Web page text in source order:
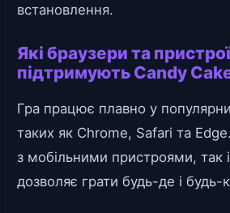
встановлення.
Які браузери та пристрої
підтримують Candy
Гра працює плавно у
таких як Chrome, Safari та
з мобільними пристроями, так
дозволяє грати будь-де і будь-